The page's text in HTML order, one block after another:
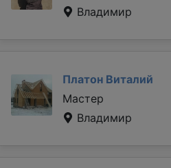
Владимир
Платон Виталий
Мастер
Владимир